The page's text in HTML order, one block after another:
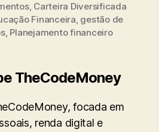
, Carteira Diversificada
Financeira, gestão de
, Planejamento financeiro
TheCodeMoney
focada em
renda digital e